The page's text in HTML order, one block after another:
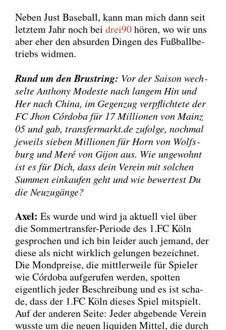
Neben Just Base­ball, kann man mich dann seit
letz­tem Jahr noch bei drei90hören, wo wir uns
aber eher den absur­den Din­gen des Fuß­ball­be­
triebs wid­men.
Rund um den Brust­ring: Vor der Sai­son wech­
sel­te Antho­ny Mode­s­te nach lan­gem Hin und
Her nach Chi­na, im Gegen­zug ver­pflich­te­te der
FC Jhon Cór­do­ba für 17 Mil­lio­nen von Mainz
05 und gab, transfermarkt.de zufol­ge, noch­mal
jeweils sie­ben Mil­lio­nen für Horn von Wolfs­
burg und Meré von Gijon aus. Wie unge­wohnt
ist es für Dich, dass dein Ver­ein mit sol­chen
Sum­men ein­kau­fen geht und wie bewer­test Du
die Neu­zu­gän­ge?
Axel: Es wur­de und wird ja aktu­ell viel über
die Som­mer­trans­fer-Peri­ode des 1.FC Köln
gespro­chen und ich bin lei­der auch jemand, der
die­se als nicht wirk­lich gelun­gen bezeich­net.
Die Mond­prei­se, die mitt­ler­wei­le für Spie­ler
wie Cór­do­ba auf­ge­ru­fen wer­den, spot­ten
eigent­lich jeder Beschrei­bung und es ist scha­
de, dass der 1.FC Köln die­ses Spiel mit­spielt.
Auf der ande­ren Sei­te: Jeder abge­ben­de Ver­ein
wuss­te um die neu­en liqui­den Mit­tel, die durch